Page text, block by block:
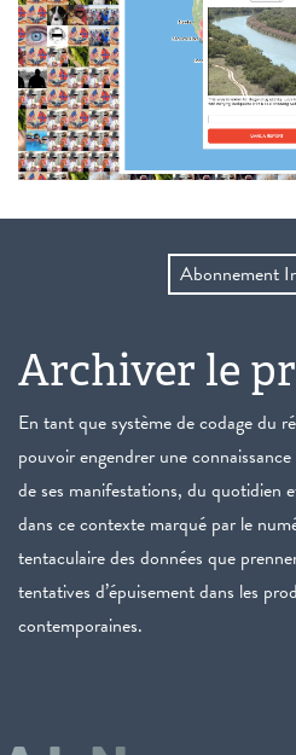
Abonnement
Archiver le
En tant que système de codage du
pouvoir engendrer une
de ses manifestations, du quotidien
dans ce contexte marqué par le
tentaculaire des données que
tentatives d’épuisement dans les
contemporaines.